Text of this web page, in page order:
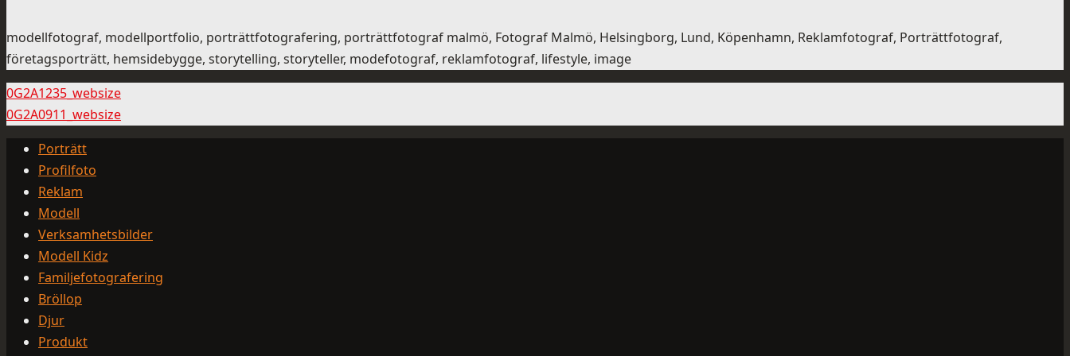
modellfotograf, modellportfolio, porträttfotografering, porträttfotograf malmö, Fotograf Malmö, Helsingborg, Lund, Köpenhamn, Reklamfotograf, Porträttfotograf,
företagsporträtt, hemsidebygge, storytelling, storyteller, modefotograf, reklamfotograf, lifestyle, image
0G2A1235_websize
0G2A0911_websize
Porträtt
Profilfoto
Reklam
Modell
Verksamhetsbilder
Modell Kidz
Familjefotografering
Bröllop
Djur
Produkt